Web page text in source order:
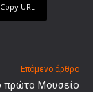
Copy URL
Επόμενο άρθρο
πρώτο Μουσείο